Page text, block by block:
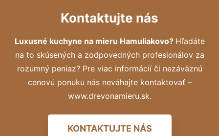
Kontaktujte nás
Luxusné kuchyne na mieru Hamuliakovo? Hľadáte
na to skúsených a zodpovedných profesionálov za
rozumný peniaz? Pre viac informácií či nezáväznú
cenovú ponuku nás neváhajte kontaktovať –
www.drevonamieru.sk.
KONTAKTUJTE NÁS